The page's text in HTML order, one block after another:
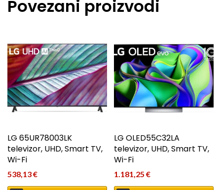
Povezani proizvodi
LG 65UR78003LK
televizor, UHD, Smart TV,
Wi-Fi
538,13€
LG OLED55C32LA
televizor, UHD, Smart TV,
Wi-Fi
1.181,25€